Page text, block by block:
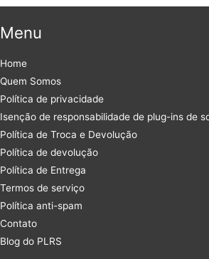
Menu
Home
Quem Somos
Política de privacidade
Isenção de responsabilidade de plug-ins de
Política de Troca e Devolução
Política de devolução
Política de Entrega
Termos de serviço
Política anti-spam
Contato
Blog do PLRS